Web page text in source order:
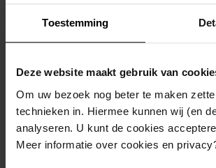
Toestemming
Deze website maakt gebruik van
Om uw bezoek nog beter te maken
technieken in. Hiermee kunnen wij (en
analyseren. U kunt de cookies
Meer informatie over cookies en
Bouw landbouwschuur
26-06-1965
Adres:
Hem, Kavelweg 212